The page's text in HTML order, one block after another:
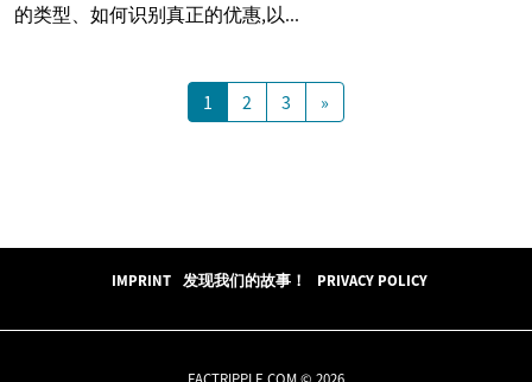
的类型、如何识别真正的优惠,以...
1 2 3 »
IMPRINT 发现我们的故事！ PRIVACY POLICY
FACTRIPPLE.COM © 2026